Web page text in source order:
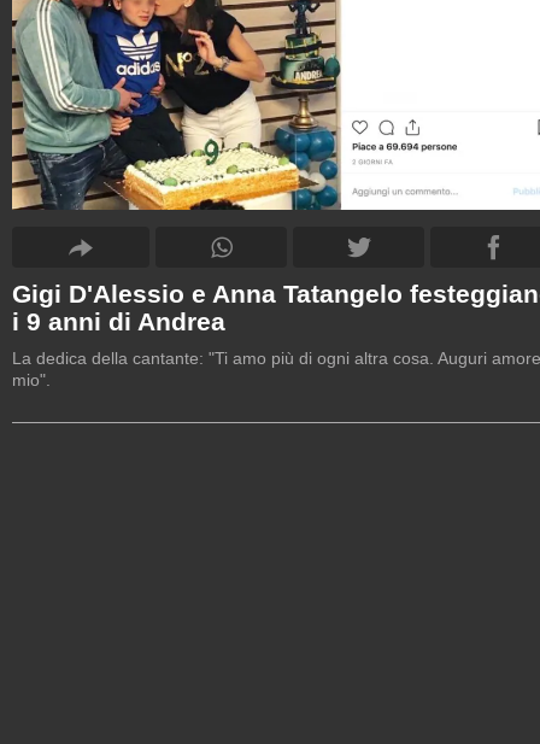
Gigi D'Alessio e Anna Tatangelo
i 9 anni di Andrea
La dedica della cantante: "Ti amo più di ogni altra cosa. Auguri amore
mio".